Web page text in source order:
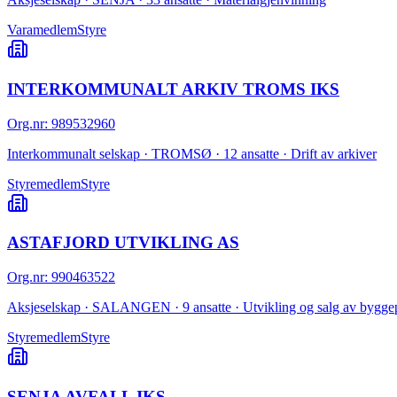
VaramedlemStyre
INTERKOMMUNALT ARKIV TROMS IKS
Org.nr: 989532960
Interkommunalt selskap · TROMSØ · 12 ansatte · Drift av arkiver
StyremedlemStyre
ASTAFJORD UTVIKLING AS
Org.nr: 990463522
Aksjeselskap · SALANGEN · 9 ansatte · Utvikling og salg av
StyremedlemStyre